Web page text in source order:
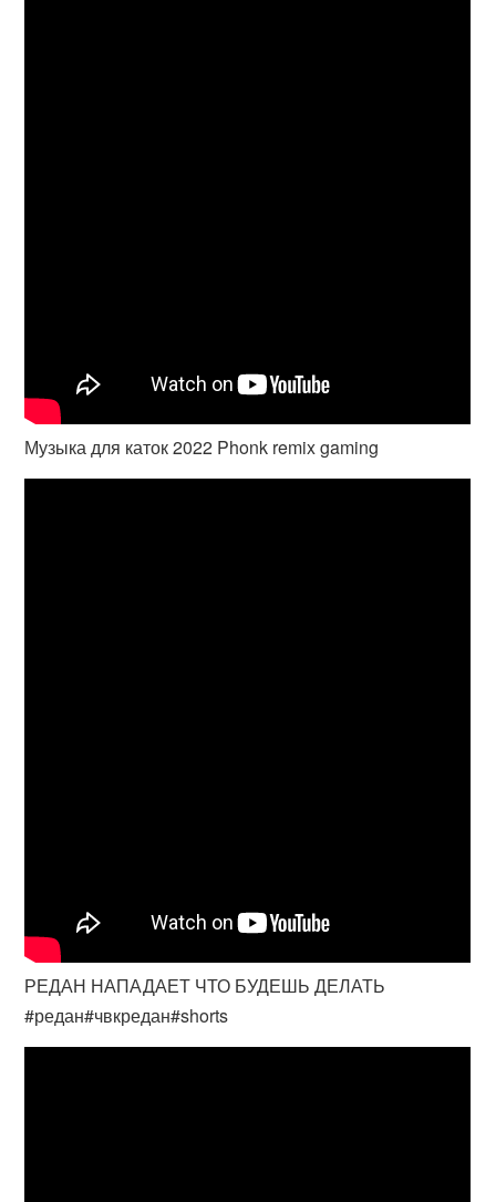
Музыка для каток 2022 Phonk remix gaming
РЕДАН НАПАДАЕТ ЧТО БУДЕШЬ ДЕЛАТЬ
#редан#чвкредан#shorts